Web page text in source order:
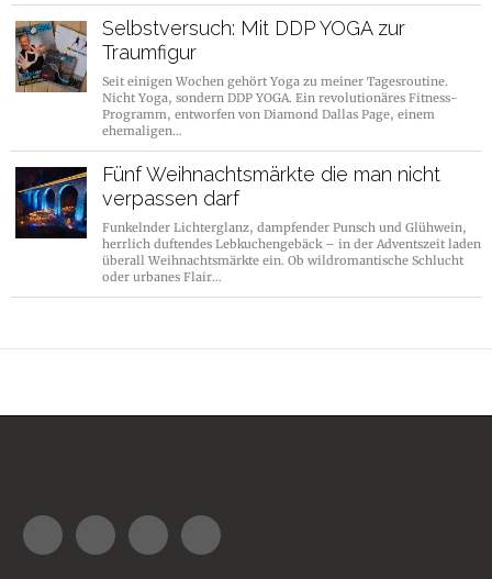
Selbstversuch: Mit DDP YOGA zur
Traumfigur
Seit einigen Wochen gehört Yoga zu meiner Tagesroutine.
Nicht Yoga, sondern DDP YOGA. Ein revolutionäres Fitness-
Programm, entworfen von Diamond Dallas Page, einem
ehemaligen…
Fünf Weihnachtsmärkte die man nicht
verpassen darf
Funkelnder Lichterglanz, dampfender Punsch und Glühwein,
herrlich duftendes Lebkuchengebäck – in der Adventszeit laden
überall Weihnachtsmärkte ein. Ob wildromantische Schlucht
oder urbanes Flair…